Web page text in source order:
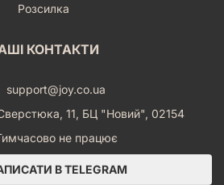
підхожий предмет та
а деякі (особливо ті, що
- найчастіше ця опція
взаємодії з неігровими
разі ви маєте вибрати один зі
персонаж після цього скерує
Розсилка
КОНТАКТИ
support@joy.co.ua
11, БЦ "Новий", 02154
не працює
В TELEGRAM